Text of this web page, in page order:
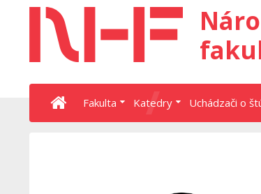
Fakulta Katedry Uchádzači o